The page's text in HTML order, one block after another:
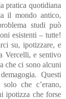
pratica quotidiana
il mondo antico,
studi può
esistenti – tutte!
su, ipotizzare, e
Vercelli, e sentivo
che ci sono alcuni
Questi
che c’erano,
ipotizza che forse